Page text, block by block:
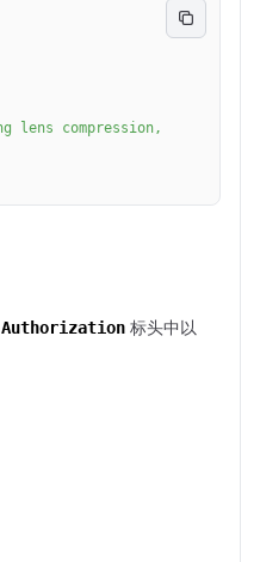
Authorization 标头中以